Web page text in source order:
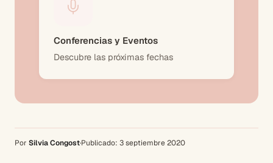
Conferencias y Eventos
Descubre las próximas fechas
Por Silvia Congost·Publicado: 3 septiembre 2020